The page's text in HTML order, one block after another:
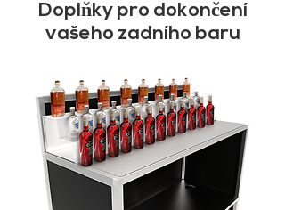
Doplňky pro dokončení
vašeho zadního baru